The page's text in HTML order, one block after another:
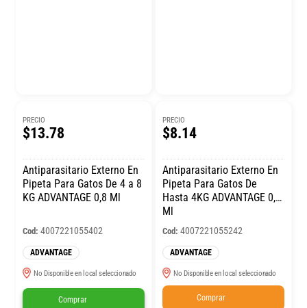
PRECIO
$13.78
Antiparasitario Externo En
Pipeta Para Gatos De 4 a 8
KG ADVANTAGE 0,8 Ml
Cod: 4007221055402
ADVANTAGE
No Disponible en local seleccionado
Comprar
PRECIO
$8.14
Antiparasitario Externo En
Pipeta Para Gatos De
Hasta 4KG ADVANTAGE 0,4
Ml
Cod: 4007221055242
ADVANTAGE
No Disponible en local seleccionado
Comprar